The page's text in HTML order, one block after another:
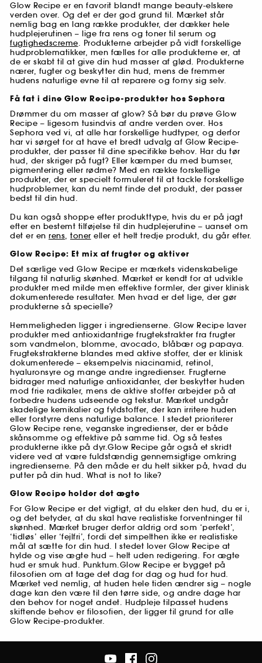
Glow Recipe er en favorit blandt mange beauty-elskere
verden over. Og det er der god grund til. Mærket står
nemlig bag en lang række produkter, der dækker hele
hudplejerutinen – lige fra rens og toner til serum og
fugtighedscreme. Produkterne arbejder på vidt forskellige
hudproblematikker, men fælles for alle produkterne er, at
de er skabt til at give din hud masser af glød. Produkterne
nærer, fugter og beskytter din hud, mens de fremmer
hudens naturlige evne til at reparere og forny sig selv.
Få fat i dine Glow Recipe-produkter hos Sephora
Drømmer du om masser af glow? Så bør du prøve Glow
Recipe – ligesom tusindvis af andre verden over. Hos
Sephora ved vi, at alle har forskellige hudtyper, og derfor
har vi sørget for at have et bredt udvalg af Glow Recipe-
produkter, der passer til dine specifikke behov. Har du tør
hud, der skriger på fugt? Eller kæmper du med bumser,
pigmentering eller rødme? Med en række forskellige
produkter, der er specielt formuleret til at tackle forskellige
hudproblemer, kan du nemt finde det produkt, der passer
bedst til din hud.
Du kan også shoppe efter produkttype, hvis du er på jagt
efter en bestemt tilføjelse til din hudplejerutine – uanset om
det er en rens, toner eller et helt tredje produkt, du går efter.
Glow Recipe: Et mix af frugter og aktiver
Det særlige ved Glow Recipe er mærkets videnskabelige
tilgang til naturlig skønhed. Mærket er kendt for at udvikle
produkter med milde men effektive formler, der giver klinisk
dokumenterede resultater. Men hvad er det lige, der gør
produkterne så specielle?
Hemmeligheden ligger i ingredienserne. Glow Recipe laver
produkter med antioxidantrige frugtekstrakter fra frugter
som vandmelon, blomme, avocado, blåbær og papaya.
Frugtekstrakterne blandes med aktive stoffer, der er klinisk
dokumenterede – eksempelvis niacinamid, retinol,
hyaluronsyre og mange andre ingredienser. Frugterne
bidrager med naturlige antioxidanter, der beskytter huden
mod frie radikaler, mens de aktive stoffer arbejder på at
forbedre hudens udseende og tekstur. Mærket undgår
skadelige kemikalier og fyldstoffer, der kan irritere huden
eller forstyrre dens naturlige balance. I stedet prioriterer
Glow Recipe rene, veganske ingredienser, der er både
skånsomme og effektive på samme tid. Og så testes
produkterne ikke på dyr.Glow Recipe går også et skridt
videre ved at være fuldstændig gennemsigtige omkring
ingredienserne. På den måde er du helt sikker på, hvad du
putter på din hud. What is not to like?
Glow Recipe holder det ægte
For Glow Recipe er det vigtigt, at du elsker den hud, du er i,
og det betyder, at du skal have realistiske forventninger til
skønhed. Mærket bruger derfor aldrig ord som ‘perfekt’,
‘tidløs’ eller ‘fejlfri’, fordi det simpelthen ikke er realistiske
mål at sætte for din hud. I stedet lover Glow Recipe at
hylde og vise ægte hud – helt uden redigering. For ægte
hud er smuk hud. Punktum.Glow Recipe er bygget på
filosofien om at tage det dag for dag og hud for hud.
Mærket ved nemlig, at huden hele tiden ændrer sig – nogle
dage kan den være til den tørre side, og andre dage har
den behov for noget andet. Hudpleje tilpasset hudens
skiftende behov er filosofien, der ligger til grund for alle
Glow Recipe-produkter.